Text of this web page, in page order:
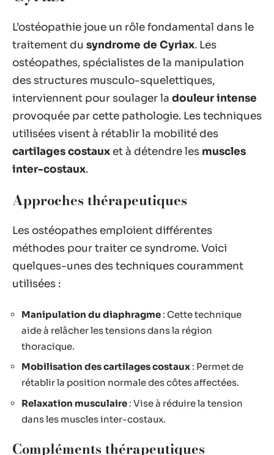
L’ostéopathie joue un rôle fondamental dans le
traitement du syndrome de Cyriax. Les
ostéopathes, spécialistes de la manipulation
des structures musculo-squelettiques,
interviennent pour soulager la douleur intense
provoquée par cette pathologie. Les techniques
utilisées visent à rétablir la mobilité des
cartilages costaux et à détendre les muscles
inter-costaux.
Approches thérapeutiques
Les ostéopathes emploient différentes
méthodes pour traiter ce syndrome. Voici
quelques-unes des techniques couramment
utilisées :
Manipulation du diaphragme : Cette technique
aide à relâcher les tensions dans la région
thoracique.
Mobilisation des cartilages costaux : Permet de
rétablir la position normale des côtes affectées.
Relaxation musculaire : Vise à réduire la tension
dans les muscles inter-costaux.
Compléments thérapeutiques